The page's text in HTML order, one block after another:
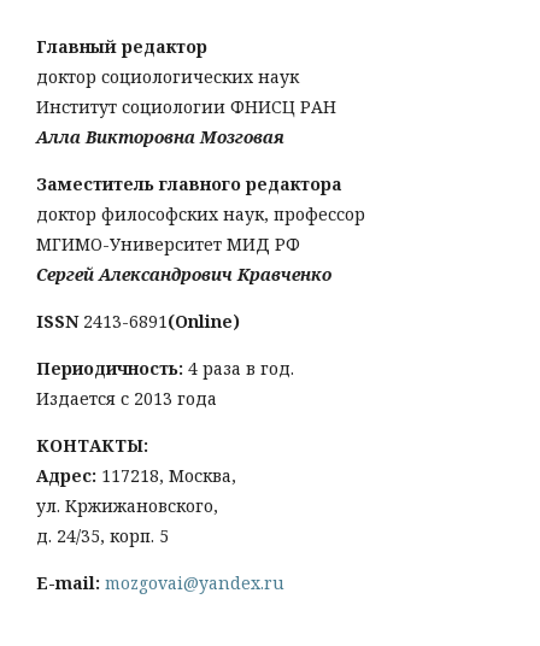
Главный редактор
доктор социологических наук
Институт социологии ФНИСЦ РАН
Алла Викторовна Мозговая
Заместитель главного редактора
доктор философских наук, профессор
МГИМО-Университет МИД РФ
Сергей Александрович Кравченко
ISSN 2413-6891(Online)
Периодичность: 4 раза в год.
Издается с 2013 года
КОНТАКТЫ:
Адрес: 117218, Москва,
ул. Кржижановского,
д. 24/35, корп. 5
E-mail: mozgovai@yandex.ru